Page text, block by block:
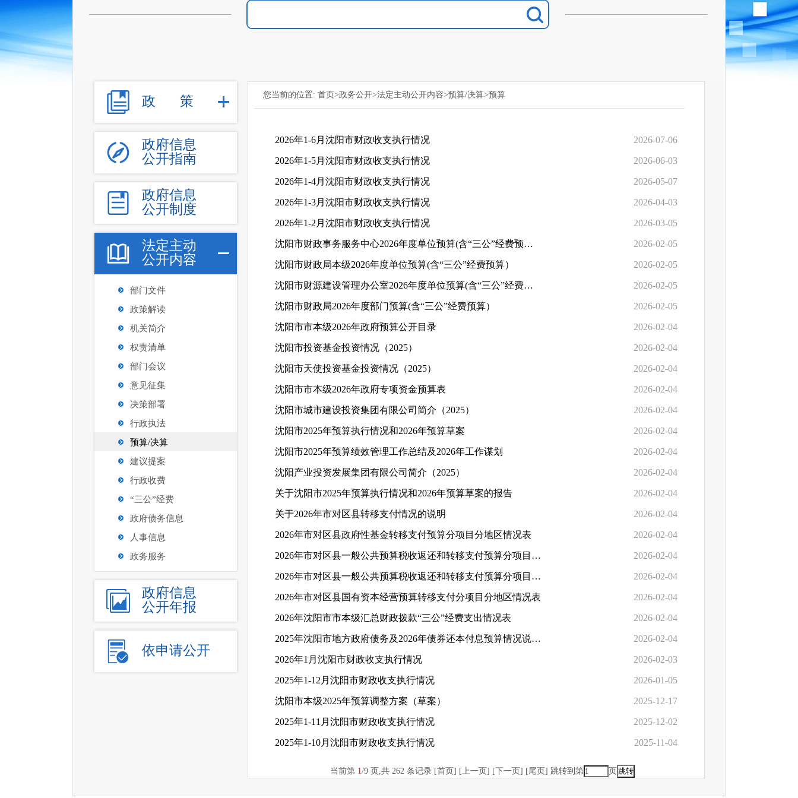
政 策
政府信息
公开指南
政府信息
公开制度
法定主动
公开内容
部门文件
政策解读
机关简介
权责清单
部门会议
意见征集
决策部署
行政执法
预算/决算
建议提案
行政收费
“三公”经费
政府债务信息
人事信息
政务服务
政府信息
公开年报
依申请公开
您当前的位置: 首页>政务公开>法定主动公开内容>预算/决算>预算
2026年1-6月沈阳市财政收支执行情况 2026-07-06
2026年1-5月沈阳市财政收支执行情况 2026-06-03
2026年1-4月沈阳市财政收支执行情况 2026-05-07
2026年1-3月沈阳市财政收支执行情况 2026-04-03
2026年1-2月沈阳市财政收支执行情况 2026-03-05
沈阳市财政事务服务中心2026年度单位预算(含“三公”经费预算） 2026-02-05
沈阳市财政局本级2026年度单位预算(含“三公”经费预算） 2026-02-05
沈阳市财源建设管理办公室2026年度单位预算(含“三公”经费预算） 2026-02-05
沈阳市财政局2026年度部门预算(含“三公”经费预算） 2026-02-05
沈阳市市本级2026年政府预算公开目录 2026-02-04
沈阳市投资基金投资情况（2025） 2026-02-04
沈阳市天使投资基金投资情况（2025） 2026-02-04
沈阳市市本级2026年政府专项资金预算表 2026-02-04
沈阳市城市建设投资集团有限公司简介（2025） 2026-02-04
沈阳市2025年预算执行情况和2026年预算草案 2026-02-04
沈阳市2025年预算绩效管理工作总结及2026年工作谋划 2026-02-04
沈阳产业投资发展集团有限公司简介（2025） 2026-02-04
关于沈阳市2025年预算执行情况和2026年预算草案的报告 2026-02-04
关于2026年市对区县转移支付情况的说明 2026-02-04
2026年市对区县政府性基金转移支付预算分项目分地区情况表 2026-02-04
2026年市对区县一般公共预算税收返还和转移支付预算分项目分地区情况表（一） 2026-02-04
2026年市对区县一般公共预算税收返还和转移支付预算分项目分地区情况表（二） 2026-02-04
2026年市对区县国有资本经营预算转移支付分项目分地区情况表 2026-02-04
2026年沈阳市市本级汇总财政拨款“三公”经费支出情况表 2026-02-04
2025年沈阳市地方政府债务及2026年债券还本付息预算情况说明及附表 2026-02-04
2026年1月沈阳市财政收支执行情况 2026-02-03
2025年1-12月沈阳市财政收支执行情况 2026-01-05
沈阳市本级2025年预算调整方案（草案） 2025-12-17
2025年1-11月沈阳市财政收支执行情况 2025-12-02
2025年1-10月沈阳市财政收支执行情况 2025-11-04
当前第 1/9页,共 262 条记录 [首页] [上一页] [下一页] [尾页] 跳转到第 页